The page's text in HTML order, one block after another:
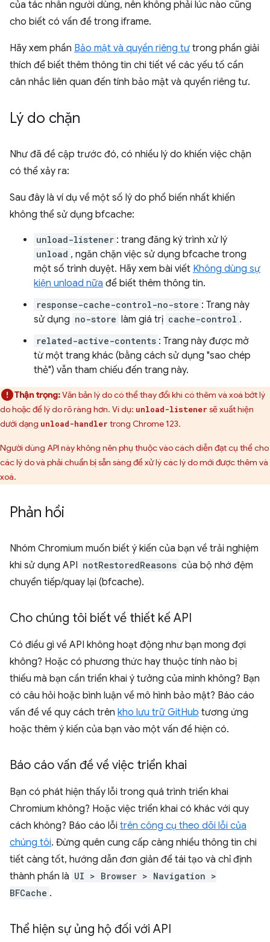
của tác nhân người dùng, nên không phải lúc nào cũng
cho biết có vấn đề trong iframe.
Hãy xem phần Bảo mật và quyền riêng tư trong phần giải
thích để biết thêm thông tin chi tiết về các yếu tố cần
cân nhắc liên quan đến tính bảo mật và quyền riêng tư.
Lý do chặn
Như đã đề cập trước đó, có nhiều lý do khiến việc chặn
có thể xảy ra:
Sau đây là ví dụ về một số lý do phổ biến nhất khiến
không thể sử dụng bfcache:
unload-listener : trang đăng ký trình xử lý
unload , ngăn chặn việc sử dụng bfcache trong
một số trình duyệt. Hãy xem bài viết Không dùng sự
kiện unload nữa để biết thêm thông tin.
response-cache-control-no-store : Trang này
sử dụng no-store làm giá trị cache-control .
related-active-contents : Trang này được mở
từ một trang khác (bằng cách sử dụng "sao chép
thẻ") vẫn tham chiếu đến trang này.
Thận trọng:Văn bản lý do có thể thay đổi khi có thêm và xoá bớt lý
do hoặc để lý do rõ ràng hơn. Ví dụ: unload-listener sẽ xuất hiện
dưới dạng unload-handler trong Chrome 123.
Người dùng API này không nên phụ thuộc vào cách diễn đạt cụ thể cho
các lý do và phải chuẩn bị sẵn sàng để xử lý các lý do mới được thêm và
xoá.
Phản hồi
Nhóm Chromium muốn biết ý kiến của bạn về trải nghiệm
khi sử dụng API notRestoredReasons của bộ nhớ đệm
chuyển tiếp/quay lại (bfcache).
Cho chúng tôi biết về thiết kế API
Có điều gì về API không hoạt động như bạn mong đợi
không? Hoặc có phương thức hay thuộc tính nào bị
thiếu mà bạn cần triển khai ý tưởng của mình không? Bạn
có câu hỏi hoặc bình luận về mô hình bảo mật? Báo cáo
vấn đề về quy cách trên kho lưu trữ GitHub tương ứng
hoặc thêm ý kiến của bạn vào một vấn đề hiện có.
Báo cáo vấn đề về việc triển khai
Bạn có phát hiện thấy lỗi trong quá trình triển khai
Chromium không? Hoặc việc triển khai có khác với quy
cách không? Báo cáo lỗi trên công cụ theo dõi lỗi của
chúng tôi. Đừng quên cung cấp càng nhiều thông tin chi
tiết càng tốt, hướng dẫn đơn giản để tái tạo và chỉ định
thành phần là UI > Browser > Navigation >
BFCache .
Thể hiện sự ủng hộ đối với API